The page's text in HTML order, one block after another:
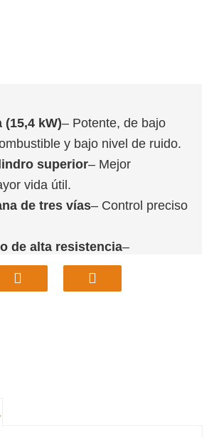
kW)– Potente, de bajo
y bajo nivel de ruido.
superior– Mejor
vida útil.
de tres vías– Control preciso
de alta resistencia–
y duradera.
de dos